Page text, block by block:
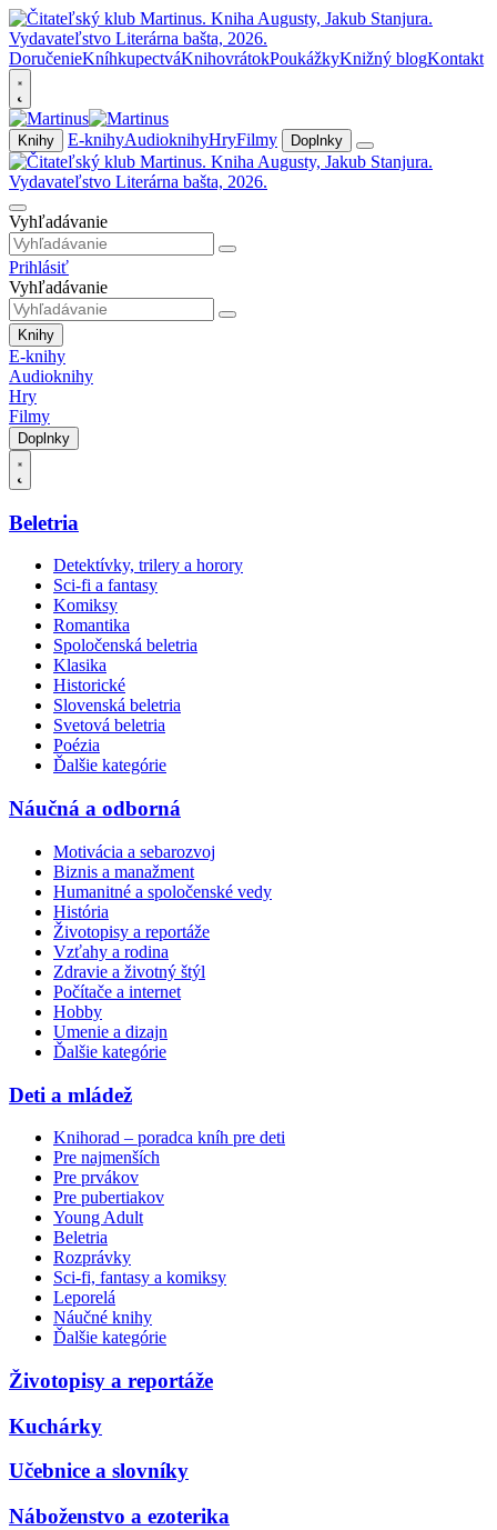
DoručenieKníhkupectváKnihovrátokPoukážkyKnižný blogKontakt
Knihy E-knihyAudioknihyHryFilmy Doplnky
Vyhľadávanie
Prihlásiť
Vyhľadávanie
Knihy
E-knihy
Audioknihy
Hry
Filmy
Doplnky
Beletria
Detektívky, trilery a horory
Sci-fi a fantasy
Komiksy
Romantika
Spoločenská beletria
Klasika
Historické
Slovenská beletria
Svetová beletria
Poézia
Ďalšie kategórie
Náučná a odborná
Motivácia a sebarozvoj
Biznis a manažment
Humanitné a spoločenské vedy
História
Životopisy a reportáže
Vzťahy a rodina
Zdravie a životný štýl
Počítače a internet
Hobby
Umenie a dizajn
Ďalšie kategórie
Deti a mládež
Knihorad – poradca kníh pre deti
Pre najmenších
Pre prvákov
Pre pubertiakov
Young Adult
Beletria
Rozprávky
Sci-fi, fantasy a komiksy
Leporelá
Náučné knihy
Ďalšie kategórie
Životopisy a reportáže
Kuchárky
Učebnice a slovníky
Náboženstvo a ezoterika